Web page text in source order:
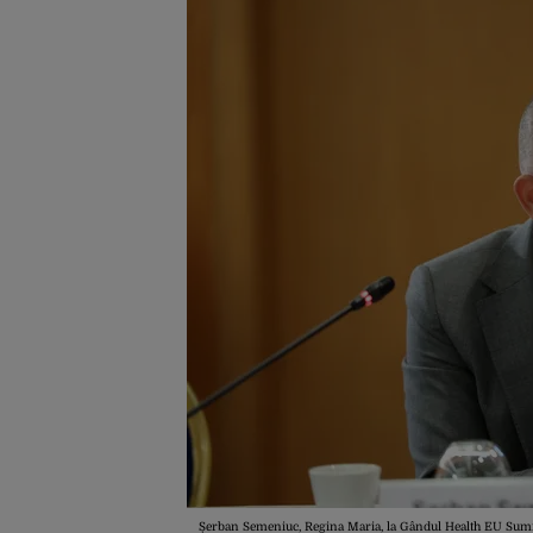
Șerban Semeniuc, Regina Maria, la Gândul Health EU